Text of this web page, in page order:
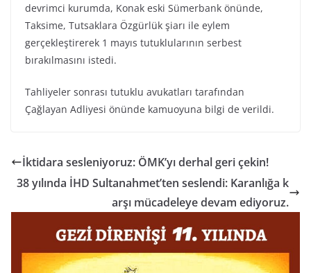
devrimci kurumda, Konak eski Sümerbank önünde,
Taksime, Tutsaklara Özgürlük şiarı ile eylem
gerçekleştirerek 1 mayıs tutuklularının serbest
bırakılmasını istedi.
Tahliyeler sonrası tutuklu avukatları tarafından
Çağlayan Adliyesi önünde kamuoyuna bilgi de verildi.
İktidara sesleniyoruz: ÖMK’yı derhal geri çekin!
38 yılında İHD Sultanahmet’ten seslendi: Karanlığa k
arşı mücadeleye devam ediyoruz.